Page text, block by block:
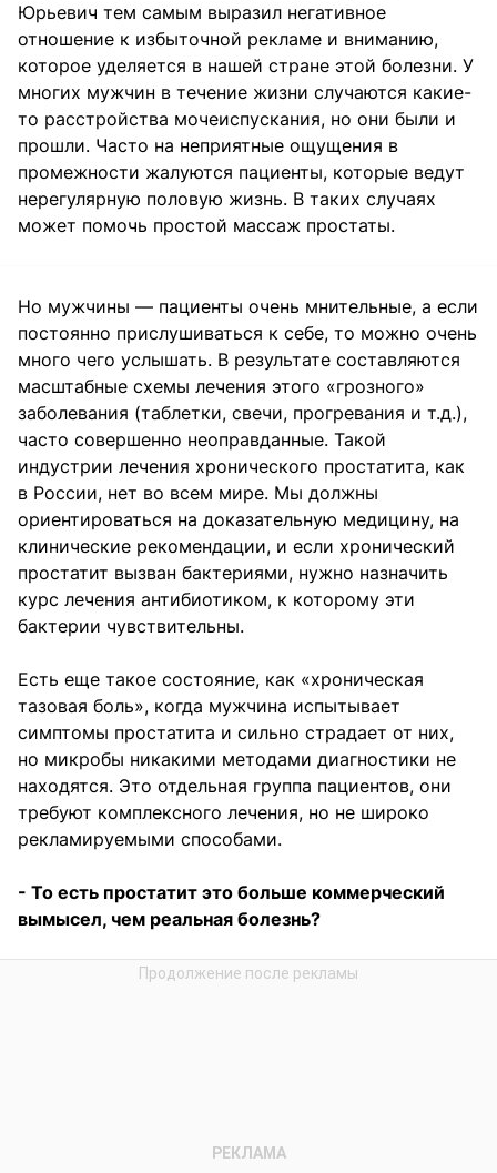
Юрьевич тем самым выразил негативное
отношение к избыточной рекламе и вниманию,
которое уделяется в нашей стране этой болезни. У
многих мужчин в течение жизни случаются какие-
то расстройства мочеиспускания, но они были и
прошли. Часто на неприятные ощущения в
промежности жалуются пациенты, которые ведут
нерегулярную половую жизнь. В таких случаях
может помочь простой массаж простаты.
Но мужчины — пациенты очень мнительные, а если
постоянно прислушиваться к себе, то можно очень
много чего услышать. В результате составляются
масштабные схемы лечения этого «грозного»
заболевания (таблетки, свечи, прогревания и т.д.),
часто совершенно неоправданные. Такой
индустрии лечения хронического простатита, как
в России, нет во всем мире. Мы должны
ориентироваться на доказательную медицину, на
клинические рекомендации, и если хронический
простатит вызван бактериями, нужно назначить
курс лечения антибиотиком, к которому эти
бактерии чувствительны.
Есть еще такое состояние, как «хроническая
тазовая боль», когда мужчина испытывает
симптомы простатита и сильно страдает от них,
но микробы никакими методами диагностики не
находятся. Это отдельная группа пациентов, они
требуют комплексного лечения, но не широко
рекламируемыми способами.
- То есть простатит это больше коммерческий
вымысел, чем реальная болезнь?